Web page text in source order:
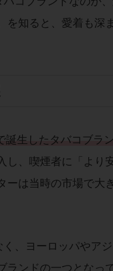
を知ると、愛着も深
生したタバコブラン
し、喫煙者に「より
は当時の市場で大
、ヨーロッパやア
ランドの一つとなっ